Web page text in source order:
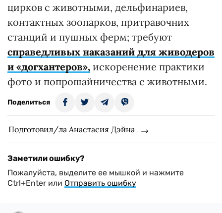
цирков с животными, дельфинариев,
контактных зоопарков, притравочних
станций и пушных ферм; требуют
справедливых наказаний для живодеров
и «догхантеров», искоренение практики
фото и попрошайничества с животными.
Поделиться
Подготовил/ла Анастасия Дэйна
Заметили ошибку?
Пожалуйста, выделите ее мышкой и нажмите
Ctrl+Enter или Отправить ошибку